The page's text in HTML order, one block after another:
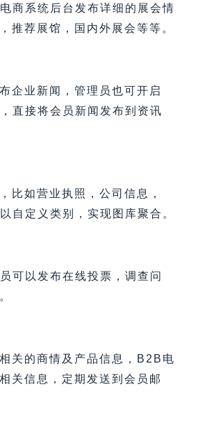
商系统后台发布详细的展会情
推荐展馆，国内外展会等等。
企业新闻，管理员也可开启
直接将会员新闻发布到资讯
比如营业执照，公司信息，
自定义类别，实现图库聚合。
可以发布在线投票，调查问
关的商情及产品信息，B2B电
关信息，定期发送到会员邮